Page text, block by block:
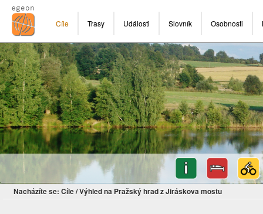
Cíle Trasy Události Slovník Osobnosti
Nacházíte se: Cíle/Výhled na Pražský hrad z Jiráskova mostu